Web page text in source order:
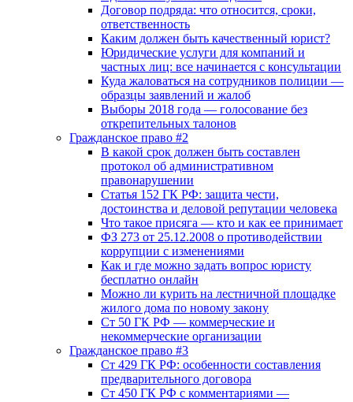
Договор подряда: что относится, сроки,
ответственность
Каким должен быть качественный юрист?
Юридические услуги для компаний и
частных лиц: все начинается с консультации
Куда жаловаться на сотрудников полиции —
образцы заявлений и жалоб
Выборы 2018 года — голосование без
открепительных талонов
Гражданское право #2
В какой срок должен быть составлен
протокол об административном
правонарушении
Статья 152 ГК РФ: защита чести,
достоинства и деловой репутации человека
Что такое присяга — кто и как ее принимает
ФЗ 273 от 25.12.2008 о противодействии
коррупции с изменениями
Как и где можно задать вопрос юристу
бесплатно онлайн
Можно ли курить на лестничной площадке
жилого дома по новому закону
Ст 50 ГК РФ — коммерческие и
некоммерческие организации
Гражданское право #3
Ст 429 ГК РФ: особенности составления
предварительного договора
Ст 450 ГК РФ с комментариями —